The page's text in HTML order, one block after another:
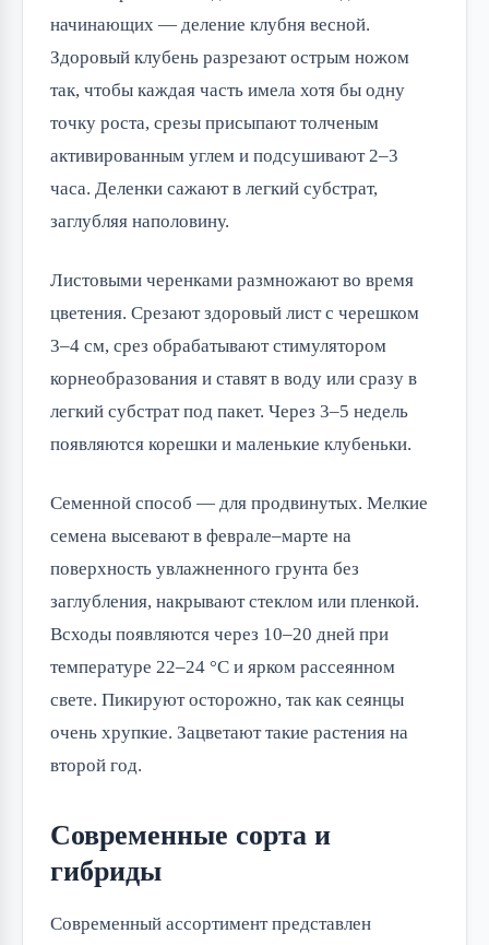
начинающих — деление клубня весной.
Здоровый клубень разрезают острым ножом
так, чтобы каждая часть имела хотя бы одну
точку роста, срезы присыпают толченым
активированным углем и подсушивают 2–3
часа. Деленки сажают в легкий субстрат,
заглубляя наполовину.
Листовыми черенками размножают во время
цветения. Срезают здоровый лист с черешком
3–4 см, срез обрабатывают стимулятором
корнеобразования и ставят в воду или сразу в
легкий субстрат под пакет. Через 3–5 недель
появляются корешки и маленькие клубеньки.
Семенной способ — для продвинутых. Мелкие
семена высевают в феврале–марте на
поверхность увлажненного грунта без
заглубления, накрывают стеклом или пленкой.
Всходы появляются через 10–20 дней при
температуре 22–24 °C и ярком рассеянном
свете. Пикируют осторожно, так как сеянцы
очень хрупкие. Зацветают такие растения на
второй год.
Современные сорта и
гибриды
Современный ассортимент представлен